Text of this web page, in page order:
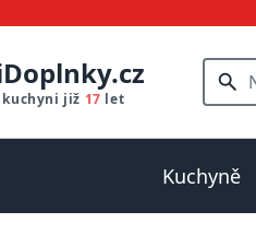
kuchyni již 17 let
Kuchyně